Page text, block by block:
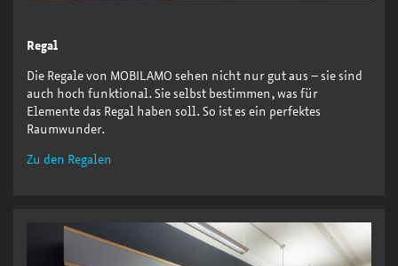
Regal
Die Regale von MOBILAMO sehen nicht nur gut aus – sie sind
auch hoch funktional. Sie selbst bestimmen, was für
Elemente das Regal haben soll. So ist es ein perfektes
Raumwunder.
Zu den Regalen